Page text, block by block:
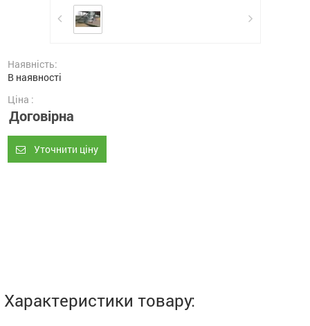
Наявність:
В наявності
Ціна :
Договірна
Уточнити ціну
Характеристики товару: